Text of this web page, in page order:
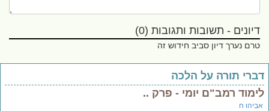
דיונים - תשובות ותגובות (0)
טרם נערך דיון סביב חידוש זה
תורה על הלכה
רמב"ם יומי - פרק ..
ח